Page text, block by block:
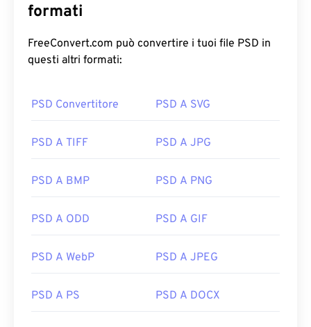
formati
FreeConvert.com può convertire i tuoi file PSD in
questi altri formati:
PSD Convertitore PSD A SVG
PSD A TIFF PSD A JPG
PSD A BMP PSD A PNG
PSD A ODD PSD A GIF
PSD A WebP PSD A JPEG
PSD A PS PSD A DOCX